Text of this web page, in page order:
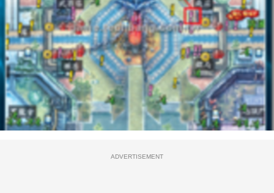
ADVERTISEMENT